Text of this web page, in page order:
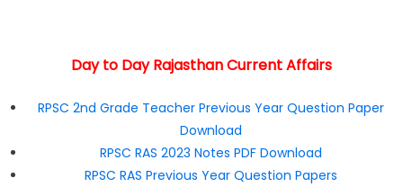
Day to Day Rajasthan Current Affairs
RPSC 2nd Grade Teacher Previous Year Question Paper
Download
RPSC RAS 2023 Notes PDF Download
RPSC RAS Previous Year Question Papers